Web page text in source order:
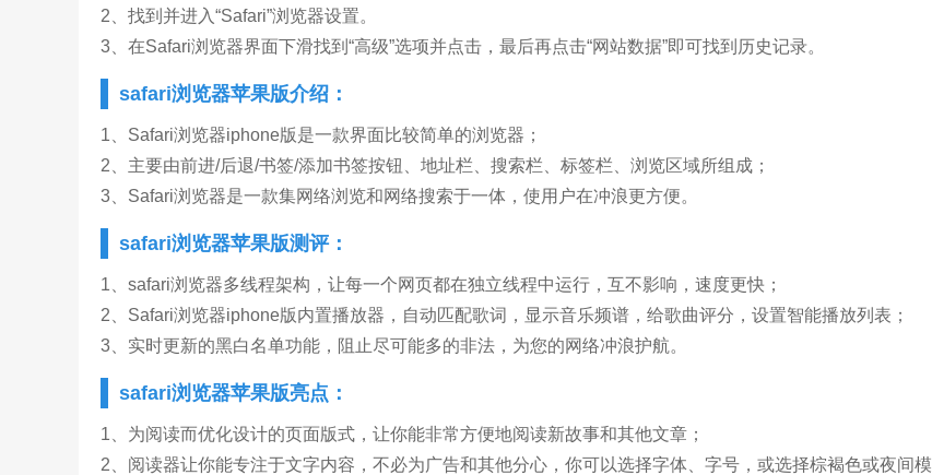
2、找到并进入“Safari”浏览器设置。
3、在Safari浏览器界面下滑找到“高级”选项并点击，最后再点击“网站数据”即可找到历史记录。
safari浏览器苹果版介绍：
1、Safari浏览器iphone版是一款界面比较简单的浏览器；
2、主要由前进/后退/书签/添加书签按钮、地址栏、搜索栏、标签栏、浏览区域所组成；
3、Safari浏览器是一款集网络浏览和网络搜索于一体，使用户在冲浪更方便。
safari浏览器苹果版测评：
1、safari浏览器多线程架构，让每一个网页都在独立线程中运行，互不影响，速度更快；
2、Safari浏览器iphone版内置播放器，自动匹配歌词，显示音乐频谱，给歌曲评分，设置智能播放列表；
3、实时更新的黑白名单功能，阻止尽可能多的非法，为您的网络冲浪护航。
safari浏览器苹果版亮点：
1、为阅读而优化设计的页面版式，让你能非常方便地阅读新故事和其他文章；
2、阅读器让你能专注于文字内容，不必为广告和其他分心，你可以选择字体、字号，或选择棕褐色或夜间模